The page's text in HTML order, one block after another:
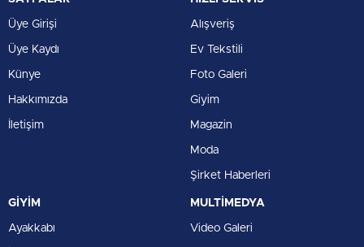
Üye Girişi
Üye Kaydı
Künye
Hakkımızda
İletişim
Alışveriş
Ev Tekstili
Foto Galeri
Giyim
Magazin
Moda
Şirket Haberleri
GİYİM
Ayakkabı
MULTİMEDYA
Video Galeri